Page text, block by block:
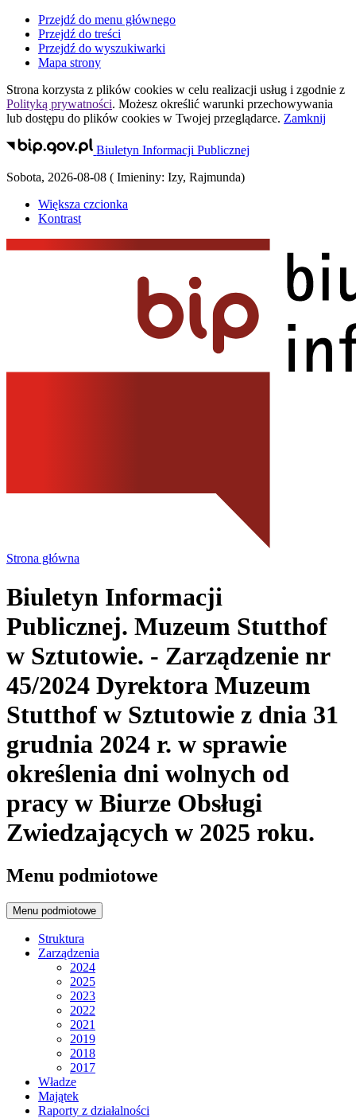
Przejdź do menu głównego
Przejdź do treści
Przejdź do wyszukiwarki
Mapa strony
Strona korzysta z plików cookies w celu realizacji usług i zgodnie z
Polityką prywatności. Możesz określić warunki przechowywania
lub dostępu do plików cookies w Twojej przeglądarce. Zamknij
Biuletyn Informacji Publicznej
Sobota, 2026-08-08 ( Imieniny: Izy, Rajmunda)
Większa czcionka
Kontrast
Strona główna
Biuletyn Informacji
Publicznej. Muzeum Stutthof
w Sztutowie. - Zarządzenie nr
45/2024 Dyrektora Muzeum
Stutthof w Sztutowie z dnia 31
grudnia 2024 r. w sprawie
określenia dni wolnych od
pracy w Biurze Obsługi
Zwiedzających w 2025 roku.
Menu podmiotowe
Menu podmiotowe
Struktura
Zarządzenia
2024
2025
2023
2022
2021
2019
2018
2017
Władze
Majątek
Raporty z działalności